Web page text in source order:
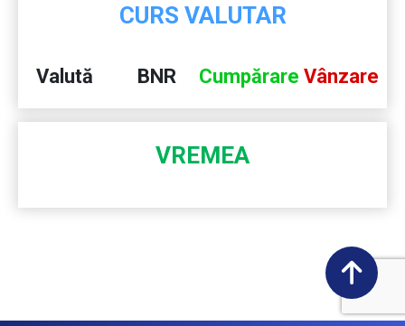
CURS VALUTAR
Valută BNR Cumpărare Vânzare
VREMEA